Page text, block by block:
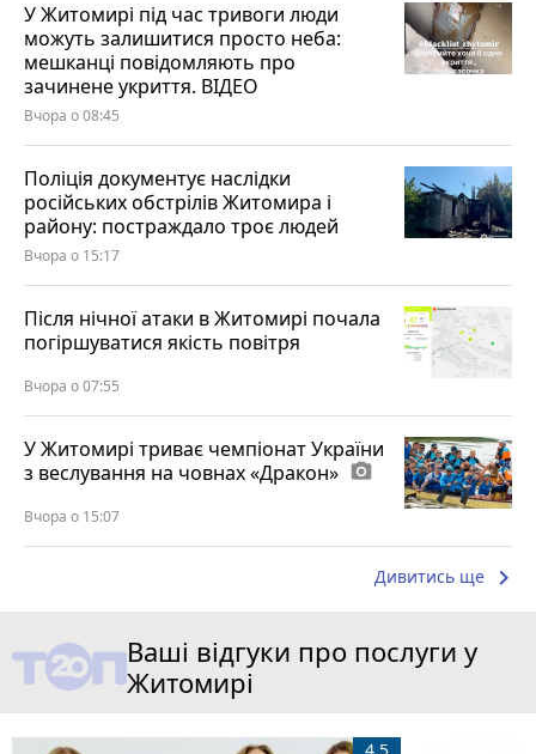
У Житомирі під час тривоги люди
можуть залишитися просто неба:
мешканці повідомляють про
зачинене укриття. ВІДЕО
Вчора о 08:45
Поліція документує наслідки
російських обстрілів Житомира і
району: постраждало троє людей
Вчора о 15:17
Після нічної атаки в Житомирі почала
погіршуватися якість повітря
Вчора о 07:55
У Житомирі триває чемпіонат України
з веслування на човнах «Дракон» photo_camera
Вчора о 15:07
Дивитись ще keyboard_arrow_right
Ваші відгуки про послуги у
Житомирі